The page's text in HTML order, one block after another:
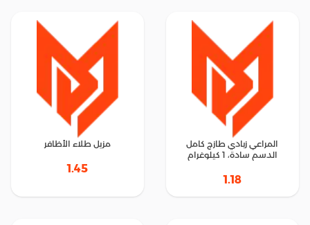
المراعي زبادي طازج كامل
الدسم سادة، 1 كيلوغرام
1.18
مزيل طلاء الأظافر
1.45